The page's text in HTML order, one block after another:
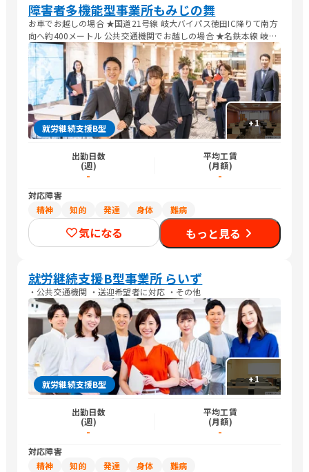
障害者多機能型事業所もみじの舞
お車でお越しの場合 ★国道21号線 岐大バイパス徳田IC降りて南方
向へ約400メートル 公共交通機関でお越しの場合 ★名鉄本線 岐南
駅から 徒歩8分 ★岐阜バス 松籟加納線 下川手経由 岐南営業所行き
岐南中学校前下車 徒歩8分
+1
就労継続支援B型
出勤日数
(週)
-
平均工賃
(月額)
-
対応障害
精神
知的 発達 身体 難病
気になる もっと見る
就労継続支援B型事業所 らいず
・公共交通機関 ・送迎希望者に対応 ・その他
+1
就労継続支援B型
出勤日数
(週)
-
平均工賃
(月額)
-
対応障害
精神
知的 発達 身体 難病